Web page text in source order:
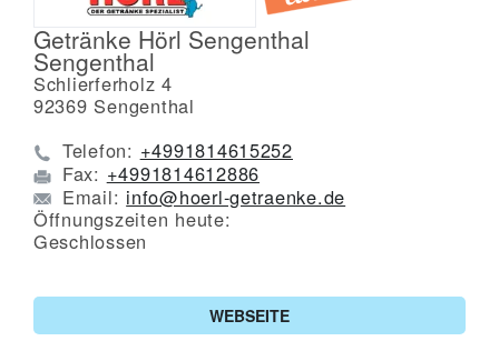
Getränke Hörl Sengenthal
Sengenthal
Schlierferholz 4
92369 Sengenthal
Telefon: +4991814615252
Fax: +4991814612886
Email: info@hoerl-getraenke.de
Öffnungszeiten heute:
Geschlossen
WEBSEITE